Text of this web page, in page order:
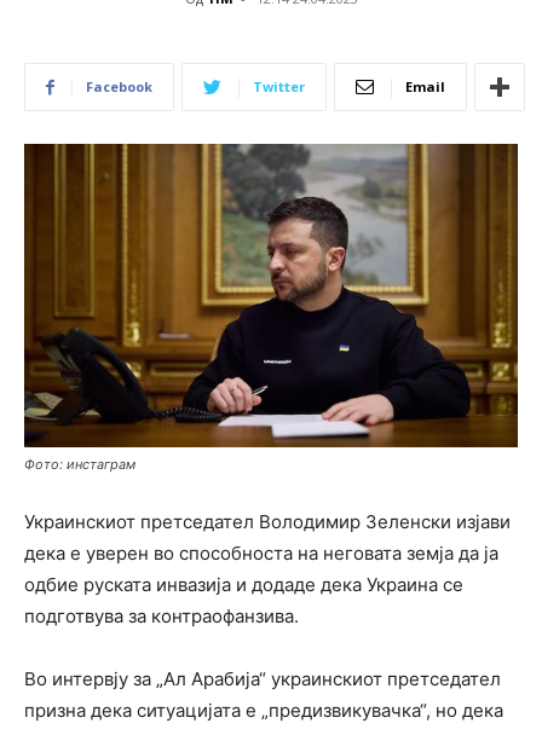
Facebook Twitter Email
Фото: инстаграм
Украинскиот претседател Володимир Зеленски изјави
дека е уверен во способноста на неговата земја да ја
одбие руската инвазија и додаде дека Украина се
подготвува за контраофанзива.
Во интервју за „Ал Арабија“ украинскиот претседател
призна дека ситуацијата е „предизвикувачка“, но дека